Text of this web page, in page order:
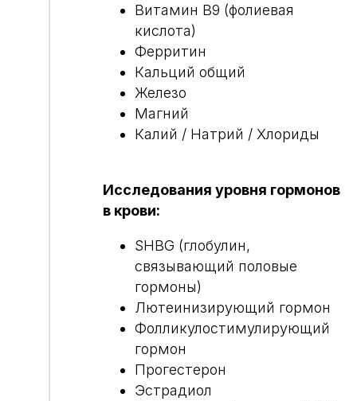
Витамин В9 (фолиевая
кислота)
Ферритин
Кальций общий
Железо
Магний
Калий / Натрий / Хлориды
Исследования уровня гормонов
в крови:
SHBG (глобулин,
связывающий половые
гормоны)
Лютеинизирующий гормон
Фолликулостимулирующий
гормон
Прогестерон
Эстрадиол